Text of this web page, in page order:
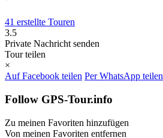
41 erstellte Touren
3.5
Private Nachricht senden
Tour teilen
×
Auf Facebook teilen Per WhatsApp teilen
Follow GPS-Tour.info
Zu meinen Favoriten hinzufügen
Von meinen Favoriten entfernen